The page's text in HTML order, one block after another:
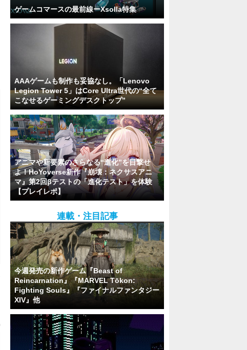
ゲームコマースの最前線ーXsolla特集
AAAゲームも制作も妥協なし。「Lenovo
Legion Tower 5」はCore Ultra世代の“全て
こなせるゲーミングデスクトップ”
アニマや新要素のさらなる“進化”を目撃せ
よ！HoYoverse新作『崩壊：ネクサスアニ
マ』第2回βテストの「進化テスト」を体験
【プレイレポ】
連載・注目記事
今週発売の新作ゲーム『Beast of
Reincarnation』『MARVEL Tōkon:
Fighting Souls』『ファイナルファンタジー
XIV』他